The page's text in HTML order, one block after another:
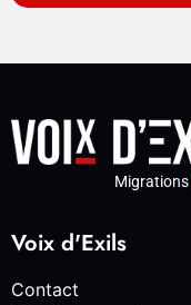
Migrations
Voix d'Exils
Contact